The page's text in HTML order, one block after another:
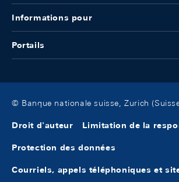
Informations pour
Portails
© Banque nationale suisse, Zurich
Droit d'auteur Limitation de la
Protection des données
Courriels, appels téléphoniques et